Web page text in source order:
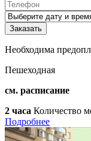
Необходима
Пешеходная
см. расписание
2 часа Количество
Подробнее